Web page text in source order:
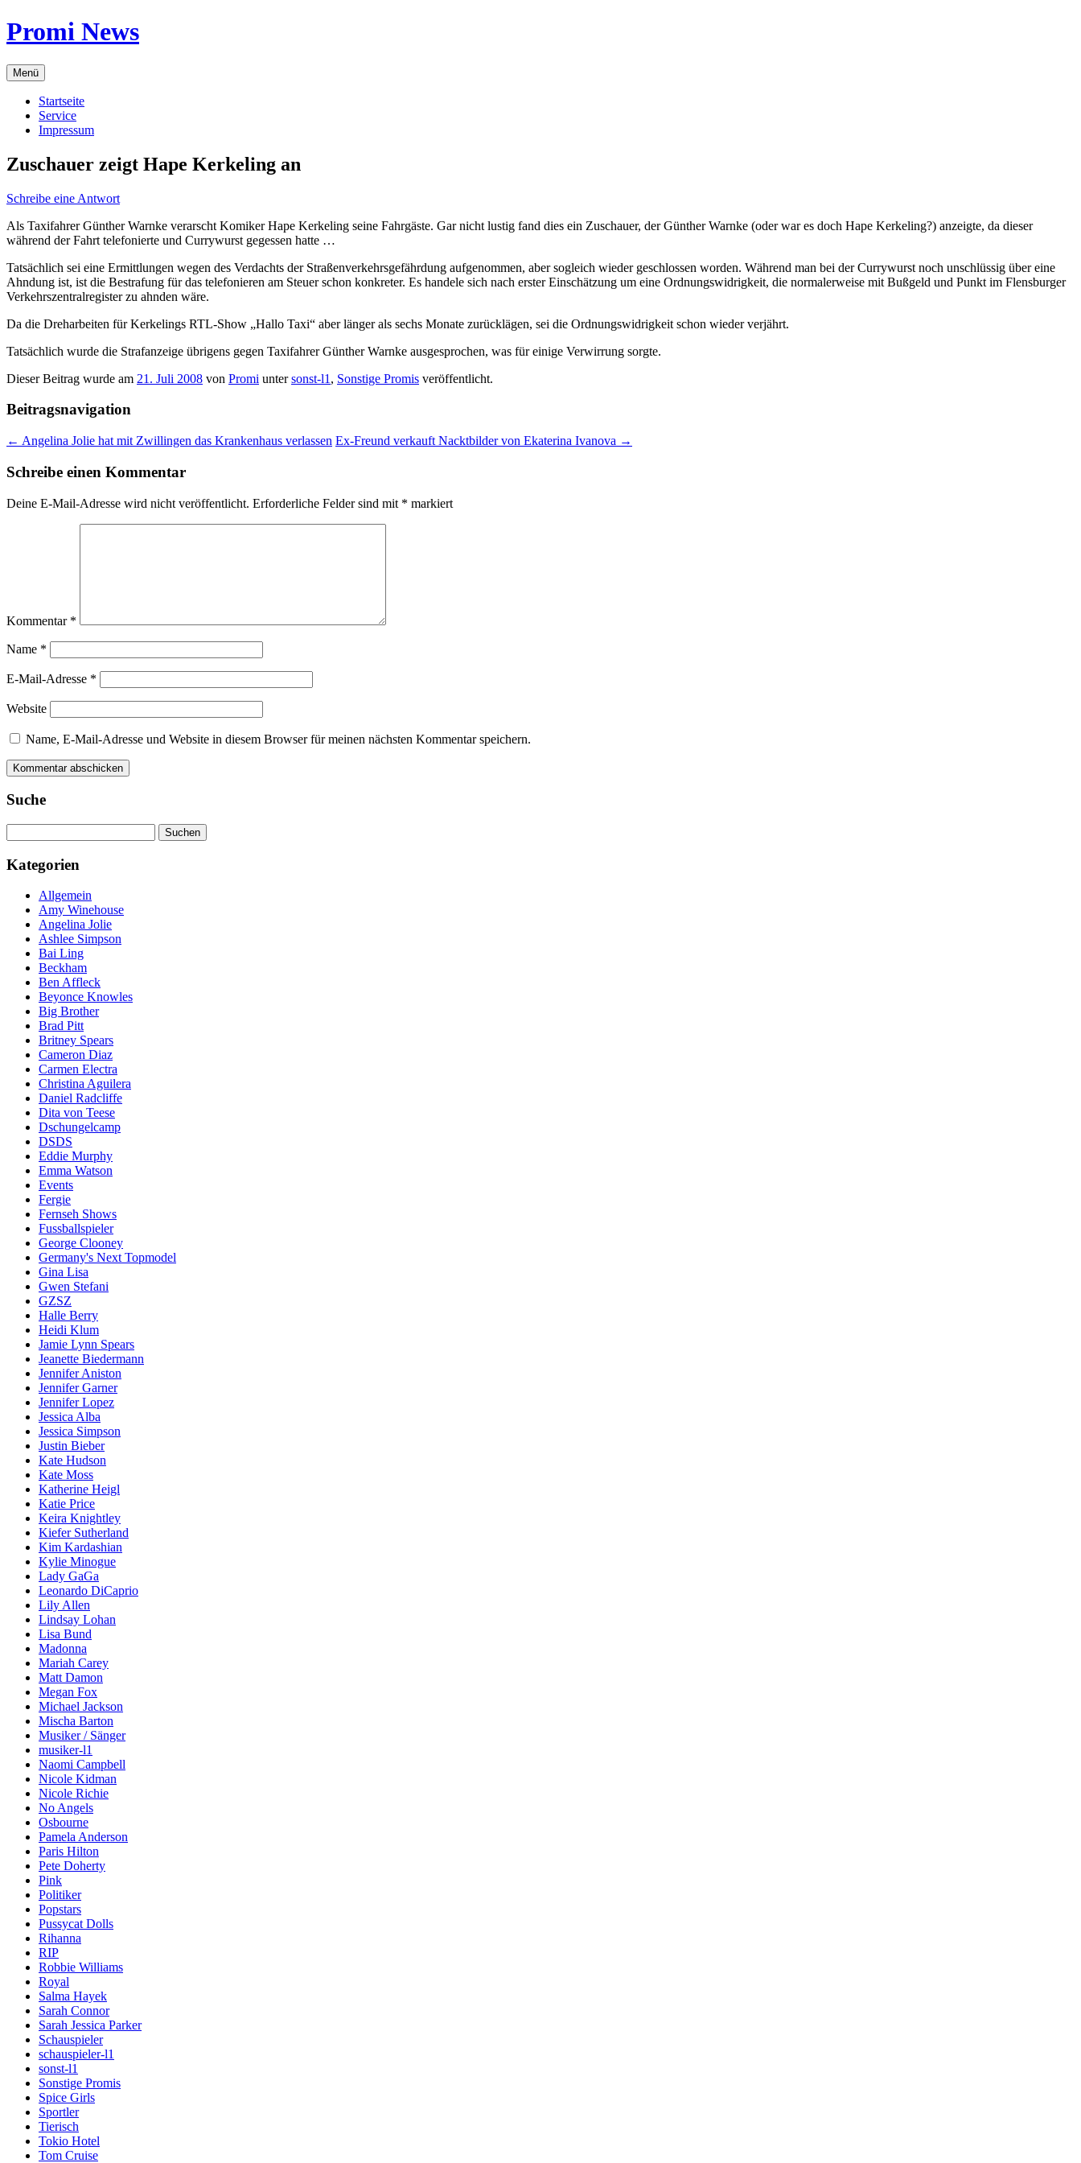
Zum
Inhalt
Promi News
Menü
Startseite
Service
Impressum
Zuschauer zeigt Hape Kerkeling an
Schreibe eine Antwort
Als Taxifahrer Günther Warnke verarscht Komiker Hape Kerkeling seine Fahrgäste. Gar nicht lustig fand dies ein Zuschauer, der Günther Warnke (oder war es doch Hape Kerkeling?) anzeigte, da dieser
während der Fahrt telefonierte und Currywurst gegessen hatte …
Tatsächlich sei eine Ermittlungen wegen des Verdachts der Straßenverkehrsgefährdung aufgenommen, aber sogleich wieder geschlossen worden. Während man bei der Currywurst noch unschlüssig über eine
Ahndung ist, ist die Bestrafung für das telefonieren am Steuer schon konkreter. Es handele sich nach erster Einschätzung um eine Ordnungswidrigkeit, die normalerweise mit Bußgeld und Punkt im Flensburger
Verkehrszentralregister zu ahnden wäre.
Da die Dreharbeiten für Kerkelings RTL-Show „Hallo Taxi“ aber länger als sechs Monate zurücklägen, sei die Ordnungswidrigkeit schon wieder verjährt.
Tatsächlich wurde die Strafanzeige übrigens gegen Taxifahrer Günther Warnke ausgesprochen, was für einige Verwirrung sorgte.
Dieser Beitrag wurde am 21. Juli 2008 von Promi untersonst-l1 , Sonstige Promis veröffentlicht.
Beitragsnavigation
← Angelina Jolie hat mit Zwillingen das Krankenhaus verlassen Ex-Freund verkauft Nacktbilder von Ekaterina Ivanova →
Schreibe einen Kommentar
Deine E-Mail-Adresse wird nicht veröffentlicht. Erforderliche Felder sind mit * markiert
Kommentar *
Name *
E-Mail-Adresse *
Website
Name, E-Mail-Adresse und Website in diesem Browser für meinen nächsten Kommentar speichern.
Suche
nach:
Kategorien
Allgemein
Amy Winehouse
Angelina Jolie
Ashlee Simpson
Bai Ling
Beckham
Ben Affleck
Beyonce Knowles
Big Brother
Brad Pitt
Britney Spears
Cameron Diaz
Carmen Electra
Christina Aguilera
Daniel Radcliffe
Dita von Teese
Dschungelcamp
DSDS
Eddie Murphy
Emma Watson
Events
Fergie
Fernseh Shows
Fussballspieler
George Clooney
Germany's Next Topmodel
Gina Lisa
Gwen Stefani
GZSZ
Halle Berry
Heidi Klum
Jamie Lynn Spears
Jeanette Biedermann
Jennifer Aniston
Jennifer Garner
Jennifer Lopez
Jessica Alba
Jessica Simpson
Justin Bieber
Kate Hudson
Kate Moss
Katherine Heigl
Katie Price
Keira Knightley
Kiefer Sutherland
Kim Kardashian
Kylie Minogue
Lady GaGa
Leonardo DiCaprio
Lily Allen
Lindsay Lohan
Lisa Bund
Madonna
Mariah Carey
Matt Damon
Megan Fox
Michael Jackson
Mischa Barton
Musiker / Sänger
musiker-l1
Naomi Campbell
Nicole Kidman
Nicole Richie
No Angels
Osbourne
Pamela Anderson
Paris Hilton
Pete Doherty
Pink
Politiker
Popstars
Pussycat Dolls
Rihanna
RIP
Robbie Williams
Royal
Salma Hayek
Sarah Connor
Sarah Jessica Parker
Schauspieler
schauspieler-l1
sonst-l1
Sonstige Promis
Spice Girls
Sportler
Tierisch
Tokio Hotel
Tom Cruise